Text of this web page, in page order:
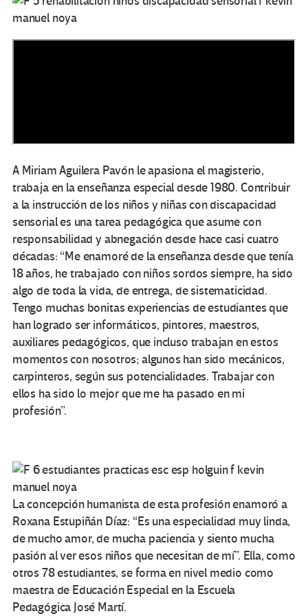
A Miriam Aguilera Pavón le apasiona el magisterio,
trabaja en la enseñanza especial desde 1980. Contribuir
a la instrucción de los niños y niñas con discapacidad
sensorial es una tarea pedagógica que asume con
responsabilidad y abnegación desde hace casi cuatro
décadas: “Me enamoré de la enseñanza desde que tenía
18 años, he trabajado con niños sordos siempre, ha sido
algo de toda la vida, de entrega, de sistematicidad.
Tengo muchas bonitas experiencias de estudiantes que
han logrado ser informáticos, pintores, maestros,
auxiliares pedagógicos, que incluso trabajan en estos
momentos con nosotros; algunos han sido mecánicos,
carpinteros, según sus potencialidades. Trabajar con
ellos ha sido lo mejor que me ha pasado en mi
profesión”.
La concepción humanista de esta profesión enamoró a
Roxana Estupiñán Díaz: “Es una especialidad muy linda,
de mucho amor, de mucha paciencia y siento mucha
pasión al ver esos niños que necesitan de mí”. Ella, como
otros 78 estudiantes, se forma en nivel medio como
maestra de Educación Especial en la Escuela
Pedagógica José Martí.